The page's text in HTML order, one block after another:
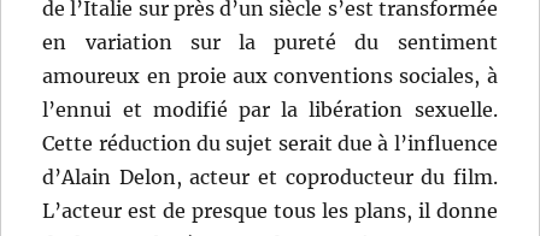
de l’Italie sur près d’un siècle s’est transformée
en variation sur la pureté du sentiment
amoureux en proie aux conventions sociales, à
l’ennui et modifié par la libération sexuelle.
Cette réduction du sujet serait due à l’influence
d’Alain Delon, acteur et coproducteur du film.
L’acteur est de presque tous les plans, il donne